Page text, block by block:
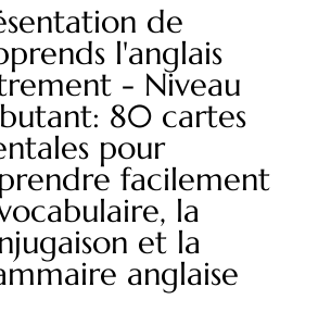
de
l'anglais
- Niveau
80 cartes
pour
facilement
la
et la
anglaise